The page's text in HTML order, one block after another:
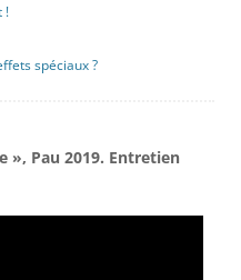
!
spéciaux ?
», Pau 2019. Entretien